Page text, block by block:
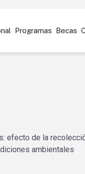
Programas Becas
efecto de la
ambientales